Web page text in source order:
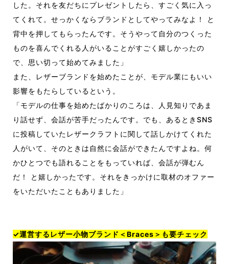
した。それを友だちにプレゼントしたら、すごく気に入っ
てくれて。せっかくならブランドとしてやってみなよ ！
と
背中を押してもらったんです。そうやって自分のつくった
ものを喜んでくれる人がいることがすごく嬉しかったの
で、思い切って始めてみました」
また、レザーブランドを始めたことが、モデル業にもいい
影響をもたらしているという。
「モデルの仕事を始めたばかりのころは、人見知りであま
り話せず、会話が苦手だったんです。でも、あるときSNS
に投稿していたレザークラフトに関して話しかけてくれた
人がいて、そのときは自然に会話ができたんですよね。何
かひとつでも語れることをもっていれば、会話が弾むん
だ ！
と嬉しかったです。それをきっかけに取材のオファー
をいただいたこともありました」
✓運営するレザー小物ブランド＜Braces＞も要チェック